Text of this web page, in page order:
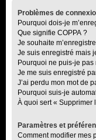
Problèmes de
Pourquoi dois-je
Que signifie COPPA ?
Je souhaite
Je suis enregistré mais
Pourquoi ne puis-je pas
Je me suis enregistré
J’ai perdu mon mot de
Pourquoi suis-je
À quoi sert « Supprimer
Paramètres et
Comment modifier mes